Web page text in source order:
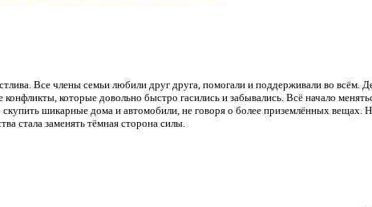
Все члены семьи любили друг друга, помогали и поддерживали во всём.
которые довольно быстро гасились и забывались. Всё начало
шикарные дома и автомобили, не говоря о более приземлённых вещах.
стала заменять тёмная сторона силы.